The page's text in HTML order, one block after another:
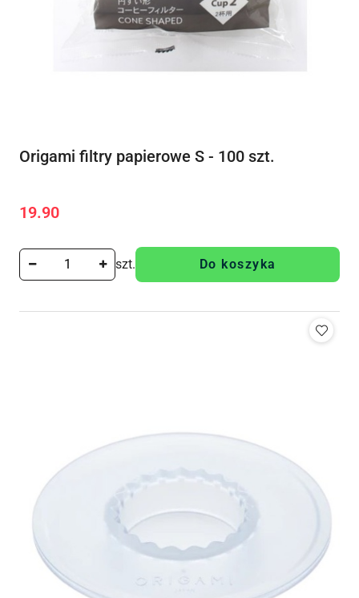
Origami filtry papierowe S - 100 szt.
Cena:
19.90
szt. Do koszyka